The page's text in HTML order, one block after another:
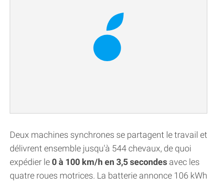
Deux machines synchrones se partagent le travail et
délivrent ensemble jusqu'à 544 chevaux, de quoi
expédier le0 à 100 km/h en 3,5 secondes avec les
quatre roues motrices. La batterie annonce 106 kWh